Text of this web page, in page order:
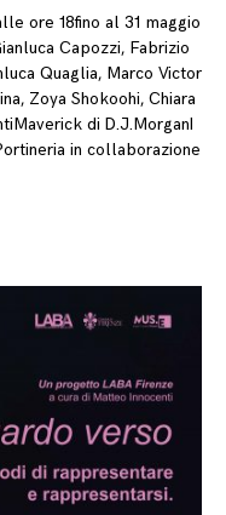
ore 18fino al 31 maggio
Capozzi, Fabrizio
Quaglia, Marco Victor
Zoya Shokoohi, Chiara
di D.J.MorganI
in collaborazione